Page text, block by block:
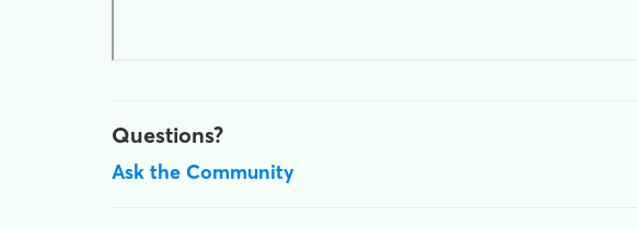
Questions?
Ask the Community